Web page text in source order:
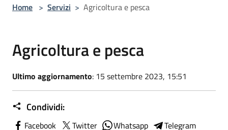
Home > Servizi > Agricoltura e pesca
Agricoltura e pesca
Ultimo aggiornamento: 15 settembre 2023, 15:51
Condividi:
Facebook Twitter Whatsapp
Telegram